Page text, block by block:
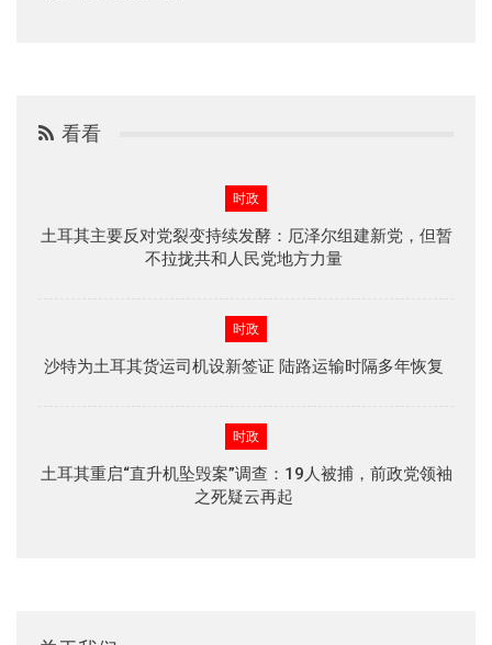
看看
时政
土耳其主要反对党裂变持续发酵：厄泽尔组建新党，但暂
不拉拢共和人民党地方力量
时政
沙特为土耳其货运司机设新签证 陆路运输时隔多年恢复
时政
土耳其重启“直升机坠毁案”调查：19人被捕，前政党领袖
之死疑云再起